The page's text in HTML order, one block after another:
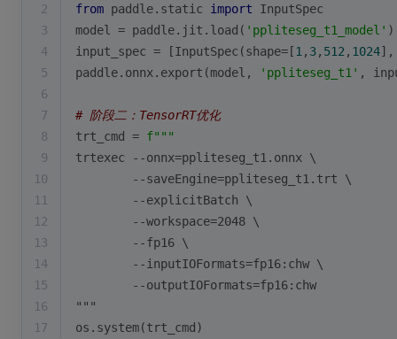
2
from paddle.static import InputSpec
3
model = paddle.jit.load( 'ppliteseg_t1_model' )
4
input_spec = [InputSpec(shape=[1 , 3, 512 , 1024],
5
paddle.onnx.export(model, 'ppliteseg_t1' ,
6
7
# 阶段二：TensorRT优化
8
trt_cmd = f"""
9
trtexec --onnx=ppliteseg_t1.onnx \
10
        --saveEngine=ppliteseg_t1.trt \
11
        --explicitBatch \
12
        --workspace=2048 \
13
        --fp16 \
14
        --inputIOFormats=fp16:chw \
15
        --outputIOFormats=fp16:chw
16
"""
17
os.system(trt_cmd)